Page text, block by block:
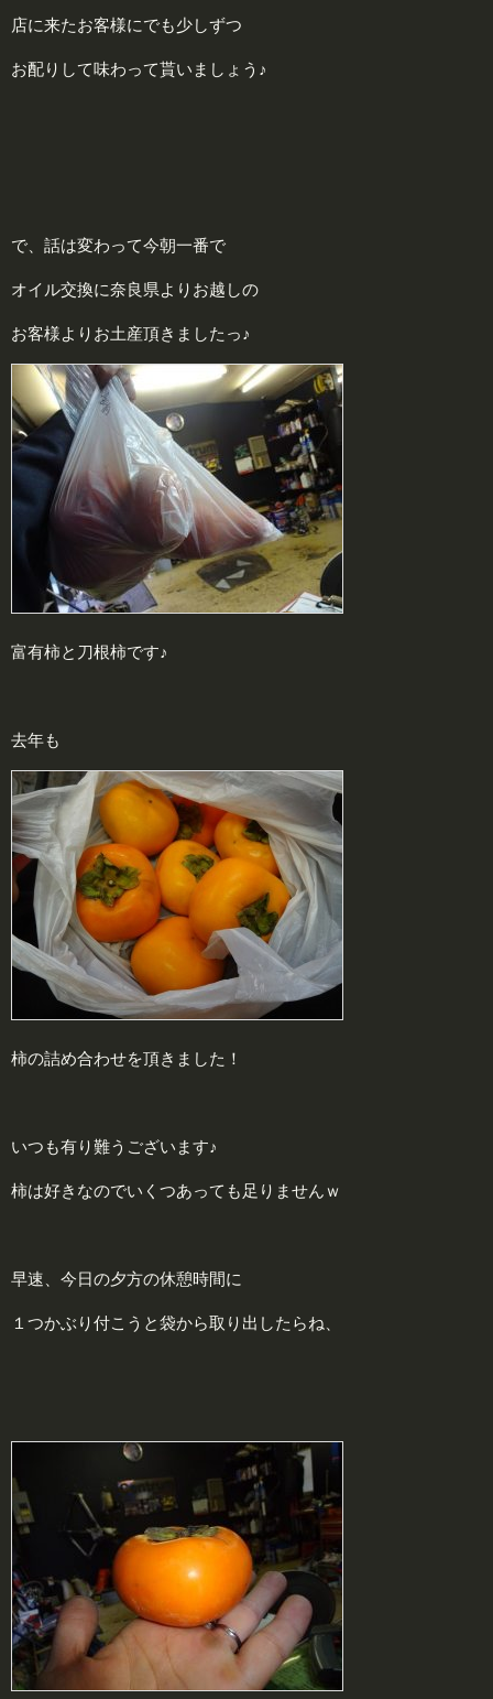
店に来たお客様にでも少しずつ
お配りして味わって貰いましょう♪
で、話は変わって今朝一番で
オイル交換に奈良県よりお越しの
お客様よりお土産頂きましたっ♪
富有柿と刀根柿です♪
去年も
柿の詰め合わせを頂きました！
いつも有り難うございます♪
柿は好きなのでいくつあっても足りませんｗ
早速、今日の夕方の休憩時間に
１つかぶり付こうと袋から取り出したらね、